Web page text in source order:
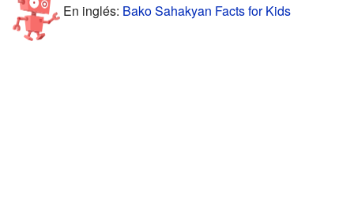
En inglés: Bako Sahakyan Facts for Kids